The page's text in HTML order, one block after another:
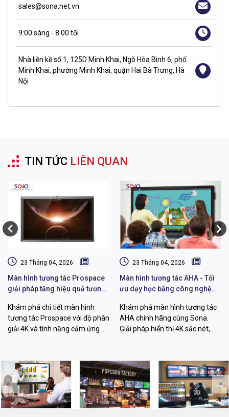
sales@sona.net.vn
9:00 sáng - 8:00 tối
Nhà liền kề số 1, 125D Minh Khai, Ngõ Hòa Bình 6, phố
Minh Khai, phường Minh Khai, quận Hai Bà Trưng, Hà
Nội
TIN TỨC LIÊN QUAN
23 Tháng 04, 2026
Màn hình tương tác Prospace
giải pháp tăng hiệu quả tương
Khám phá chi tiết màn hình
tương tác Prospace với độ phân
giải 4K và tính năng cảm ứng đa
hiện đại
23 Tháng 04, 2026
Màn hình tương tác AHA - Tối
ưu dạy học bằng công nghệ
Khám phá màn hình tương tác
AHA chính hãng cùng Sona.
Giải pháp hiển thị 4K sắc nét,
doanh nghiệp hiện đại.
< >